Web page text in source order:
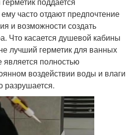
часто отдают предпочтение
и возможности создать
Что касается душевой кабины
лучший герметик для ванных
является полностью
воздействии воды и влаги
разрушается.